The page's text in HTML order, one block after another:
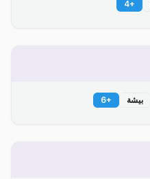
+
4
بيشة +
6